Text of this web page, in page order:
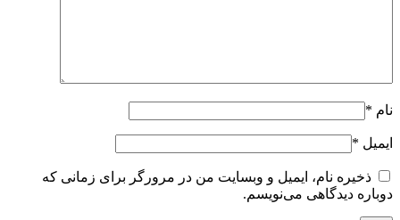
نام *
ایمیل *
ذخیره نام، ایمیل و وبسایت من در مرورگر برای زمانی که
دوباره دیدگاهی می‌نویسم.